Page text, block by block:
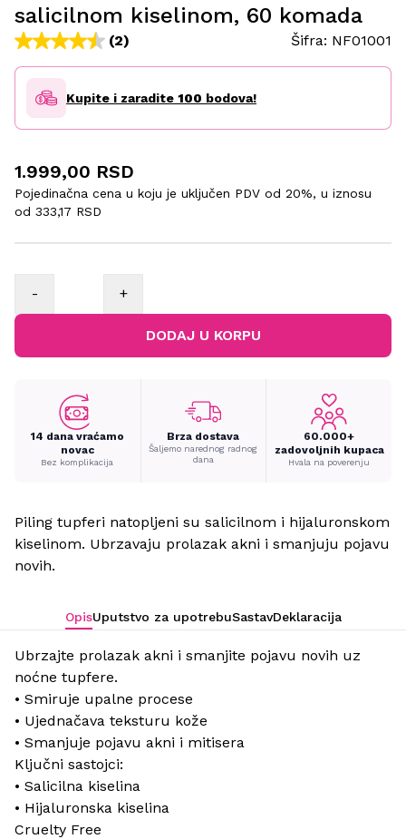
salicilnom kiselinom, 60 komada
(2) Šifra: NF01001
Kupite i zaradite 100 bodova!
1.999,00 RSD
Pojedinačna cena u koju je uključen PDV od 20%, u iznosu
od 333,17 RSD
- +
DODAJ U KORPU
14 dana vraćamo
novac
Bez komplikacija
Brza dostava
Šaljemo narednog radnog
dana
60.000+
zadovoljnih kupaca
Hvala na poverenju
Piling tupferi natopljeni su salicilnom i hijaluronskom
kiselinom. Ubrzavaju prolazak akni i smanjuju pojavu
novih.
OpisUputstvo za upotrebuSastavDeklaracija
Ubrzajte prolazak akni i smanjite pojavu novih uz
noćne tupfere.
• Smiruje upalne procese
• Ujednačava teksturu kože
• Smanjuje pojavu akni i mitisera
Ključni sastojci:
• Salicilna kiselina
• Hijaluronska kiselina
Cruelty Free